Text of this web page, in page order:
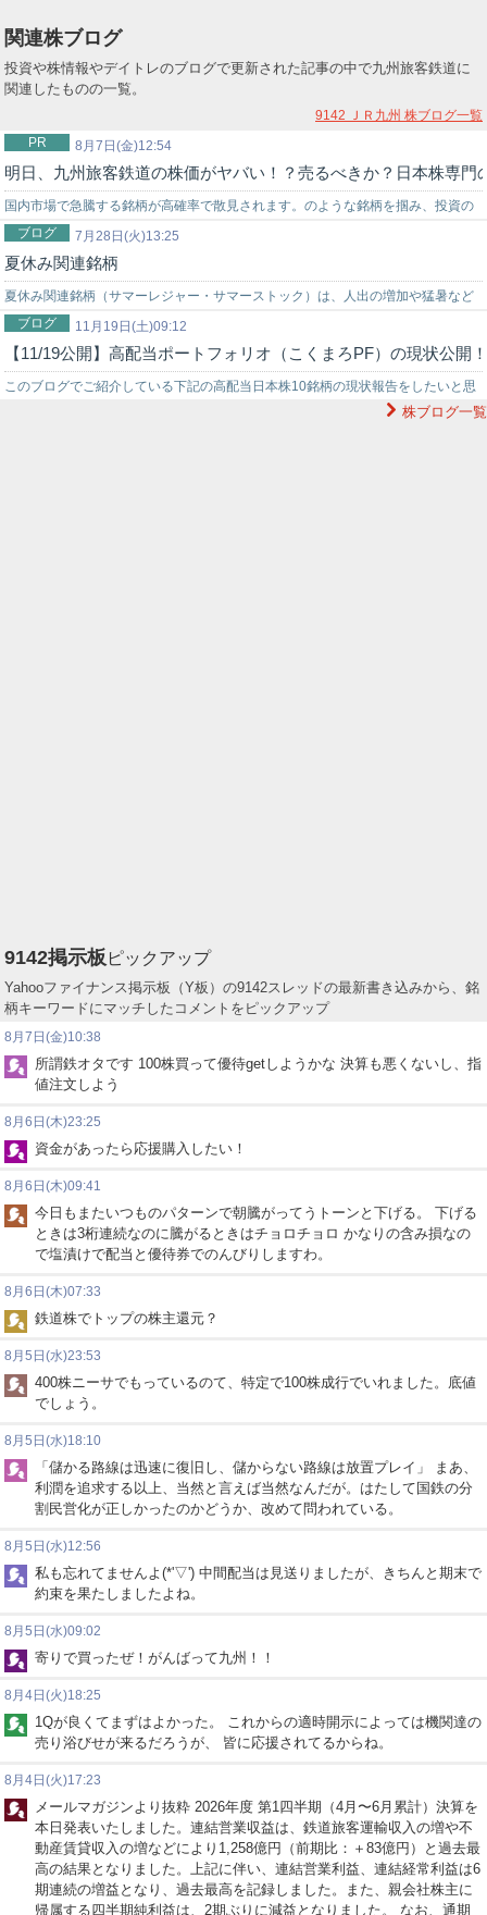
関連株ブログ
投資や株情報やデイトレのブログで更新された記事の中で九州旅客鉄道に
関連したものの一覧。
9142 ＪＲ九州 株ブログ一覧
8月7日(金)12:54
PR
明日、九州旅客鉄道の株価がヤバい！？売るべきか？日本株専
国内市場で急騰する銘柄が高確率で散見されます。のような銘柄を掴み、投資の
世界でチャンスを狙うなら信頼できる投資助言を得ることが重要です。弊社では
投資戦略に困っている初心者の投資家様をサポートする環境を…
7月28日(火)13:25
ブログ
夏休み関連銘柄
夏休み関連銘柄（サマーレジャー・サマーストック）は、人出の増加や猛暑など
の季節的要因によって需要が急増するセクターです。大きく分けて「移動・旅行
（イ…
11月19日(土)09:12
ブログ
【11/19公開】高配当ポートフォリオ（こくまろPF）の現状公開
このブログでご紹介している下記の高配当日本株10銘柄の現状報告をしたいと思
株ブログ一覧
9142掲示板 ピックアップ
Yahooファイナンス掲示板（Y板）の9142スレッドの最新書き込みから、銘
柄キーワードにマッチしたコメントをピックアップ
8月7日(金)10:38
所謂鉄オタです 100株買って優待getしようかな 決算も悪くないし、指
値注文しよう
8月6日(木)23:25
資金があったら応援購入したい！
8月6日(木)09:41
今日もまたいつものパターンで朝騰がってうトーンと下げる。 下げる
ときは3桁連続なのに騰がるときはチョロチョロ かなりの含み損なの
で塩漬けで配当と優待券でのんびりしますわ。
8月6日(木)07:33
鉄道株でトップの株主還元？
8月5日(水)23:53
400株ニーサでもっているのて、特定で100株成行でいれました。底値
でしょう。
8月5日(水)18:10
「儲かる路線は迅速に復旧し、儲からない路線は放置プレイ」 まあ、
利潤を追求する以上、当然と言えば当然なんだが。はたして国鉄の分
割民営化が正しかったのかどうか、改めて問われている。
8月5日(水)12:56
私も忘れてませんよ(*'▽') 中間配当は見送りましたが、きちんと期末で
約束を果たしましたよね。
8月5日(水)09:02
寄りで買ったぜ！がんばって九州！！
8月4日(火)18:25
1Qが良くてまずはよかった。 これからの適時開示によっては機関達の
売り浴びせが来るだろうが、 皆に応援されてるからね。
8月4日(火)17:23
メールマガジンより抜粋 2026年度 第1四半期（4月〜6月累計）決算を
本日発表いたしました。連結営業収益は、鉄道旅客運輸収入の増や不
動産賃貸収入の増などにより1,258億円（前期比：＋83億円）と過去最
高の結果となりました。上記に伴い、連結営業利益、連結経常利益は6
期連続の増益となり、過去最高を記録しました。また、親会社株主に
帰属する四半期純利益は、2期ぶりに減益となりました。 なお、通期